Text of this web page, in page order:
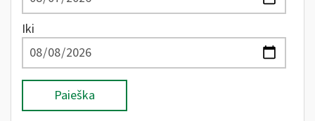
Iki
Paieška